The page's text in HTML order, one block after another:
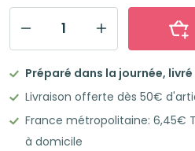
Mon
kit
ColorCode
Préparé dans la journée,
Livraison offerte dès 50€
France métropolitaine: 6,45€
à domicile